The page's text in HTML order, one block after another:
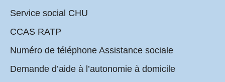
Service social CHU
CCAS RATP
Numéro de téléphone Assistance sociale
Demande d’aide à l’autonomie à domicile